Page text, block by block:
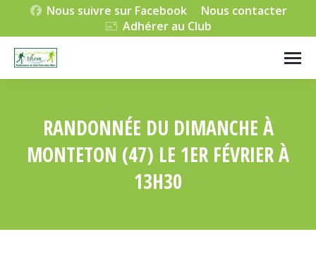
Nous suivre sur Facebook
Nous contacter
Adhérer au Club
RANDONNÉE DU DIMANCHE À
MONTETON (47) LE 1ER FÉVRIER À
13H30